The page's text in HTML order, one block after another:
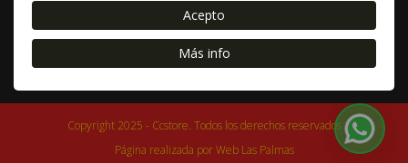
Acepto
Más info
Política de devoluciones y derecho de desistimiento
Contacto
Envíos | FAQ
Aviso Legal
| Política de Privacidad | Condiciones de compra
Copyright 2025 - Ccstore. Todos los derechos reservados
Página realizada porWeb Las Palmas